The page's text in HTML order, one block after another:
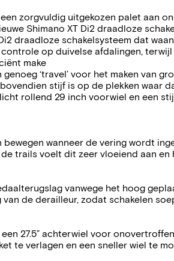
zorgvuldig uitgekozen palet aan
Shimano XT Di2 draadloze
draadloze schakelsysteem dat
op duivelse afdalingen,
make
‘travel’ voor het maken van
stijf is op de plekken waar
rollend 29 inch voorwiel en een
wanneer de vering wordt
trails voelt dit zeer vloeiend aan en
vanwege het hoog
de derailleur, zodat schakelen
27.5” achterwiel voor
te verlagen en een sneller wiel te